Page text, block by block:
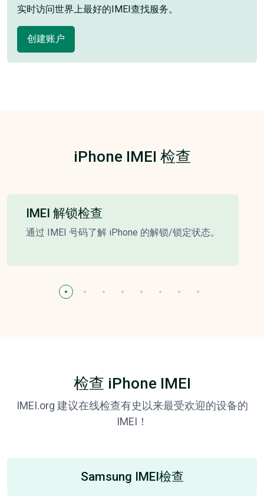
实时访问世界上最好的IMEI查找服务。
创建账户
iPhone IMEI 检查
IMEI 解锁检查
通过 IMEI 号码了解 iPhone 的解锁/锁定状态。
检查 iPhone IMEI
IMEI.org 建议在线检查有史以来最受欢迎的设备的
IMEI！
Samsung IMEI檢查